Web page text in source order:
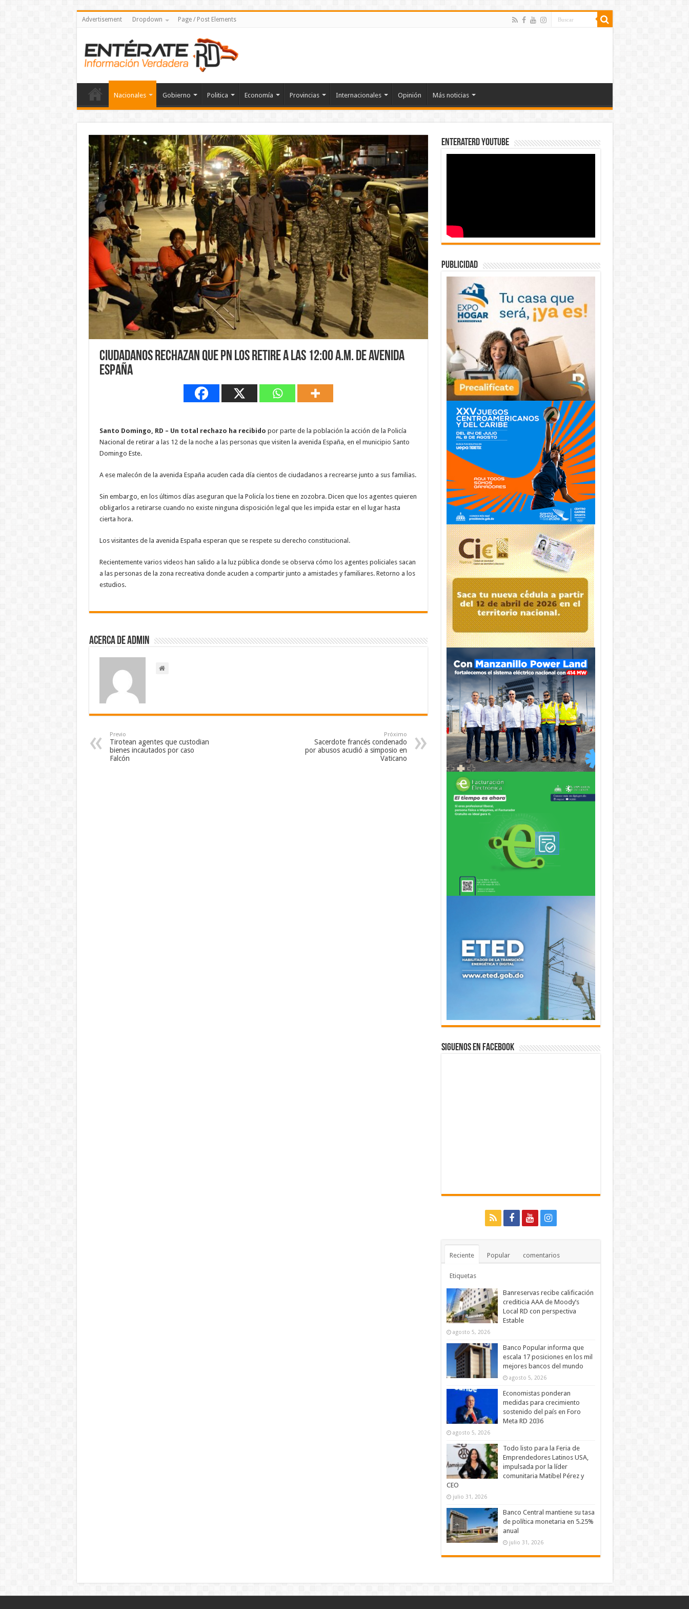
Advertisement Dropdown Page / Post Elements
Nacionales Gobierno Politica Economía Provincias Internacionales Opinión Más noticias
Ciudadanos rechazan que PN los retire a las 12:00 a.m. de avenida
España
Santo Domingo, RD – Un total rechazo ha recibido por parte de la población la acción de la Policía
Nacional de retirar a las 12 de la noche a las personas que visiten la avenida España, en el municipio Santo
Domingo Este.
A ese malecón de la avenida España acuden cada día cientos de ciudadanos a recrearse junto a sus familias.
Sin embargo, en los últimos días aseguran que la Policía los tiene en zozobra. Dicen que los agentes quieren
obligarlos a retirarse cuando no existe ninguna disposición legal que les impida estar en el lugar hasta
cierta hora.
Los visitantes de la avenida España esperan que se respete su derecho constitucional.
Recientemente varios videos han salido a la luz pública donde se observa cómo los agentes policiales sacan
a las personas de la zona recreativa donde acuden a compartir junto a amistades y familiares. Retorno a los
estudios.
Acerca de admin
Previo
Tirotean agentes que custodian
bienes incautados por caso
Falcón
Próximo
Sacerdote francés condenado
por abusos acudió a simposio en
Vaticano
EnterateRD YOUTUBE
publicidad
Siguenos en Facebook
Reciente Popular comentarios
Etiquetas
Banreservas recibe calificación
crediticia AAA de Moody’s
Local RD con perspectiva
Estable
agosto 5, 2026
Banco Popular informa que
escala 17 posiciones en los mil
mejores bancos del mundo
agosto 5, 2026
Economistas ponderan
medidas para crecimiento
sostenido del país en Foro
Meta RD 2036
agosto 5, 2026
Todo listo para la Feria de
Emprendedores Latinos USA,
impulsada por la líder
comunitaria Matibel Pérez y
CEO
julio 31, 2026
Banco Central mantiene su tasa
de política monetaria en 5.25%
anual
julio 31, 2026